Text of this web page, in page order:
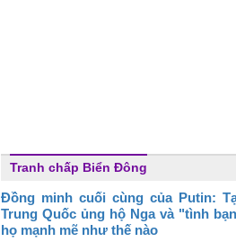
Tranh chấp Biển Đông
Đồng minh cuối cùng của Putin:
Trung Quốc ủng hộ Nga và "tình
họ mạnh mẽ như thế nào